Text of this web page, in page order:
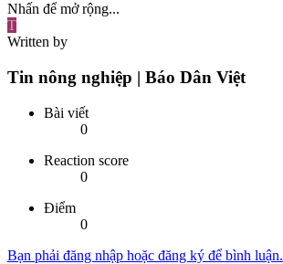
Nhấn để mở rộng...
T
Written by
Tin nông nghiệp | Báo Dân Việt
Bài viết
0
Reaction score
0
Điểm
0
Bạn phải đăng nhập hoặc đăng ký để bình luận.